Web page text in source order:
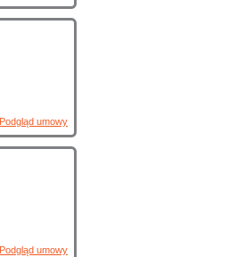
Podgląd umowy
Podgląd umowy